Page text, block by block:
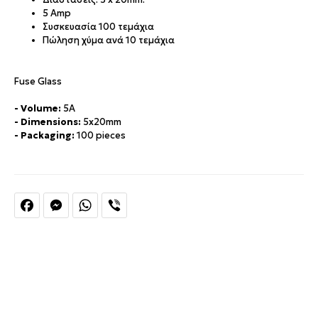
FacebookMessengerWhatsApp
5 Amp
Συσκευασία 100 τεμάχια
Πώληση χύμα ανά 10 τεμάχια
Fuse Glass
- Volume: 5A
- Dimensions: 5x20mm
- Packaging: 100 pieces